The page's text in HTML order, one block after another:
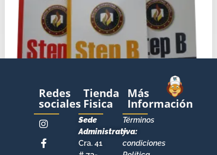
PLATAFORMA TET JUDA + TEXTOS
Redes
sociales
Tienda
Fisica
Sede
Administrativa:
Cra. 41
Más
Información
Términos
y
condiciones